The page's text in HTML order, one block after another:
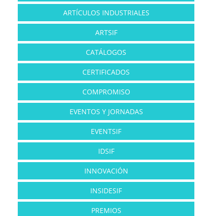
ARTÍCULOS INDUSTRIALES
ARTSIF
CATÁLOGOS
CERTIFICADOS
COMPROMISO
EVENTOS Y JORNADAS
EVENTSIF
IDSIF
INNOVACIÓN
INSIDESIF
PREMIOS